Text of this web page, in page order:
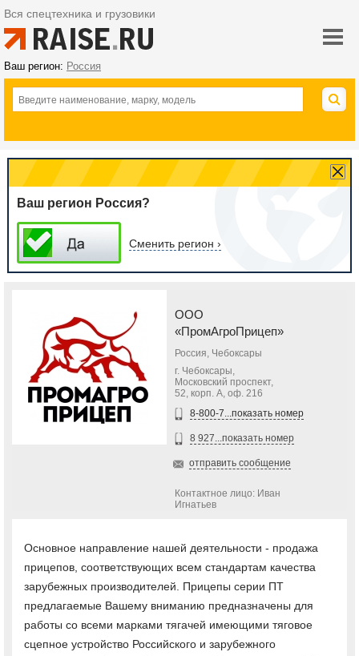
Вся спецтехника и грузовики
Ваш регион: Россия
Ваш регион Россия?
Сменить регион ›
ООО
«ПромАгроПрицеп»
Россия, Чебоксары
г. Чебоксары,
Московский проспект,
52, корп. А, оф. 216
8-800-7...показать номер
8 927...показать номер
отправить сообщение
Контактное лицо: Иван
Игнатьев
Основное направление нашей деятельности - продажа
прицепов, соответствующих всем стандартам качества
зарубежных производителей. Прицепы серии ПТ
предлагаемые Вашему вниманию предназначены для
работы со всеми марками тягачей имеющими тяговое
сцепное устройство Российского и зарубежного